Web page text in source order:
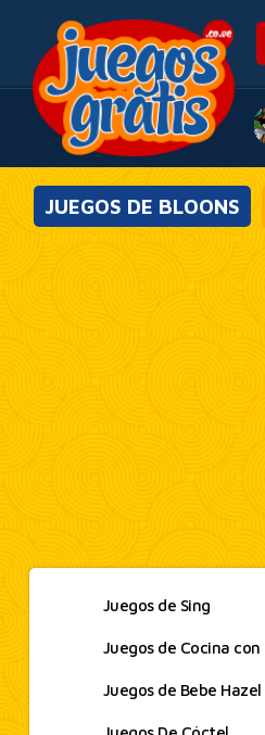
JUEGOS DE BLOONS
Juegos de Sing
Juegos de Cocina con
Juegos de Bebe Hazel